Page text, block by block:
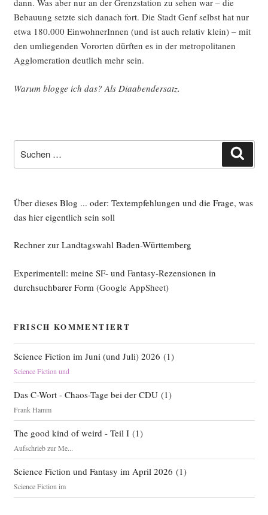
dann. Was aber nur an der Grenz­sta­ti­on zu sehen war – die
Bebau­ung setz­te sich danach fort. Die Stadt Genf selbst hat nur
etwa 180.000 Ein­woh­ne­rIn­nen (und ist auch rela­tiv klein) – mit
den umlie­gen­den Vor­or­ten dürf­ten es in der metro­po­li­ta­nen
Agglo­me­ra­ti­on deut­lich mehr sein.
War­um blog­ge ich das? Als Diaabendersatz.
nach:
Über dieses Blog ... oder: Textempfehlungen und die Frage, was
das hier eigentlich sein soll
Rechner zur Landtagswahl Baden-Württemberg
Experimentell: meine SF- und Fantasy-Rezensionen in
durchsuchbarer Form (Google AppSheet)
FRISCH KOMMENTIERT
Science Fiction im Juni (und Juli) 2026 (1)
Science Fiction und
Das C-Wort - Chaos-Tage bei der CDU(1)
Frank Hamm
The good kind of weird - Teil I(1)
Aufschrieb zur Me...
Science Fiction und Fantasy im April 2026 (1)
Science Fiction im